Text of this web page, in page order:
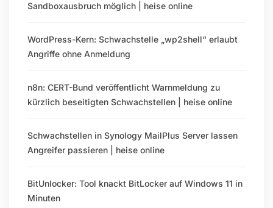
Sandboxausbruch möglich | heise online
WordPress-Kern: Schwachstelle „wp2shell“ erlaubt
Angriffe ohne Anmeldung
n8n: CERT-Bund veröffentlicht Warnmeldung zu
kürzlich beseitigten Schwachstellen | heise online
Schwachstellen in Synology MailPlus Server lassen
Angreifer passieren | heise online
BitUnlocker: Tool knackt BitLocker auf Windows 11 in
Minuten